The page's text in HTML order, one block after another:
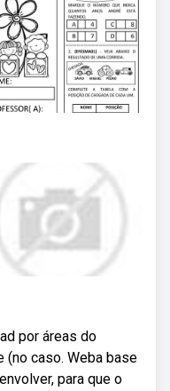
por áreas do
(no caso. Weba base
para que o